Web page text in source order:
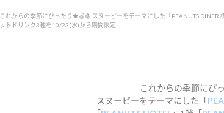
これからの季節にぴったり🍁🍎🍇 スヌーピーをテーマにした「PEANUTS DINER
ットドリンク3種を10/23(水)から期間限定…
これからの季節にぴ
スヌーピーをテーマにした「